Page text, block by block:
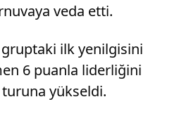
veda etti.
gruptaki ilk yenilgisini
6 puanla liderliğini
yükseldi.